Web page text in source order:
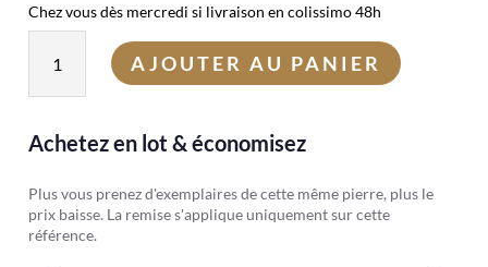
Chez vous dès mercredi si livraison en colissimo 48h
Tourmaline
de
AJOUTER AU PANIER
Achetez en lot & économisez
Plus vous prenez d'exemplaires de cette même pierre, plus le
prix baisse. La remise s'applique uniquement sur cette
référence.